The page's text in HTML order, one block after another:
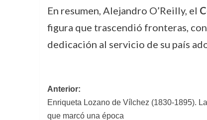
En resumen, Alejandro O’Reilly, el
figura que trascendió fronteras,
dedicación al servicio de su país
Navegación
de
Anterior:
Enriqueta Lozano de Vílchez (1830-1895).
que marcó una época